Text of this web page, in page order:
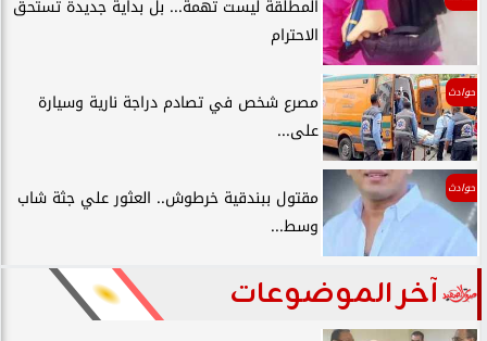
المطلقة ليست تهمة... بل بداية جديدة تستحق
الاحترام
حوادث
مصرع شخص في تصادم دراجة نارية وسيارة
على...
حوادث
مقتول ببندقية خرطوش.. العثور علي جثة شاب
وسط...
آخر الموضوعات